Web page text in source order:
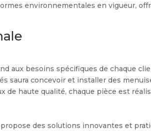
environnementales en vigueur,
aux besoins spécifiques de chaque
saura concevoir et installer des
de haute qualité, chaque pièce est
des solutions innovantes et